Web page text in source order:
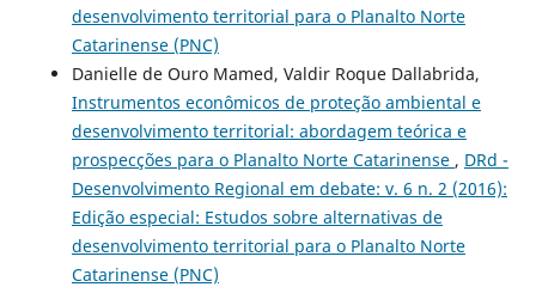
desenvolvimento territorial para o Planalto Norte
Catarinense (PNC)
Danielle de Ouro Mamed, Valdir Roque Dallabrida,
Instrumentos econômicos de proteção ambiental e
desenvolvimento territorial: abordagem teórica e
prospecções para o Planalto Norte Catarinense , DRd -
Desenvolvimento Regional em debate: v. 6 n. 2 (2016):
Edição especial: Estudos sobre alternativas de
desenvolvimento territorial para o Planalto Norte
Catarinense (PNC)